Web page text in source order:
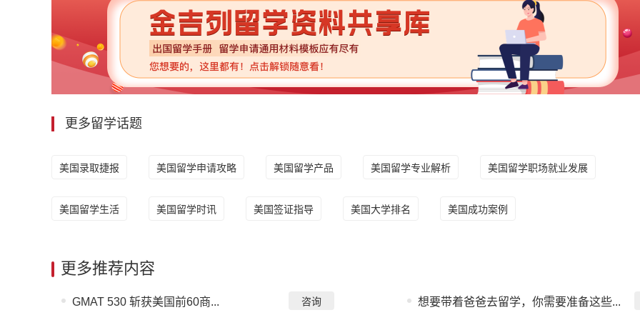
更多留学话题
美国录取捷报 美国留学申请攻略 美国留学产品 美国留学专业解析 美国留学职场就业发展
美国留学生活 美国留学时讯 美国签证指导 美国大学排名 美国成功案例
更多推荐内容
GMAT 530 斩获美国前60商... 咨询 想要带着爸爸去留学，你需要准备这些...